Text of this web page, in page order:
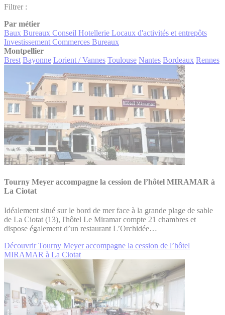
Filtrer :
Par métier
Baux Bureaux Conseil Hotellerie Locaux d'activités et entrepôts
Investissement Commerces Bureaux
Montpellier
Brest Bayonne Lorient / Vannes Toulouse Nantes Bordeaux Rennes
Tourny Meyer accompagne la cession de l’hôtel MIRAMAR à
La Ciotat
Idéalement situé sur le bord de mer face à la grande plage de sable
de La Ciotat (13), l'hôtel Le Miramar compte 21 chambres et
dispose également d’un restaurant L’Orchidée…
Découvrir Tourny Meyer accompagne la cession de l’hôtel
MIRAMAR à La Ciotat